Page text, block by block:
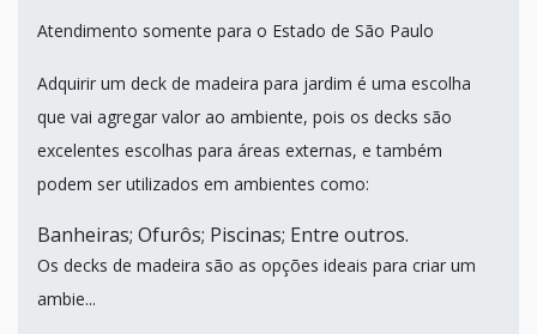
Atendimento somente para o Estado de São Paulo
Adquirir um deck de madeira para jardim é uma escolha
que vai agregar valor ao ambiente, pois os decks são
excelentes escolhas para áreas externas, e também
podem ser utilizados em ambientes como:
Banheiras; Ofurôs; Piscinas; Entre outros.
Os decks de madeira são as opções ideais para criar um
ambie...